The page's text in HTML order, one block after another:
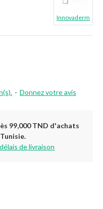
- Donnez votre avis
Innovaderm
99,000 TND d'achats
de livraison